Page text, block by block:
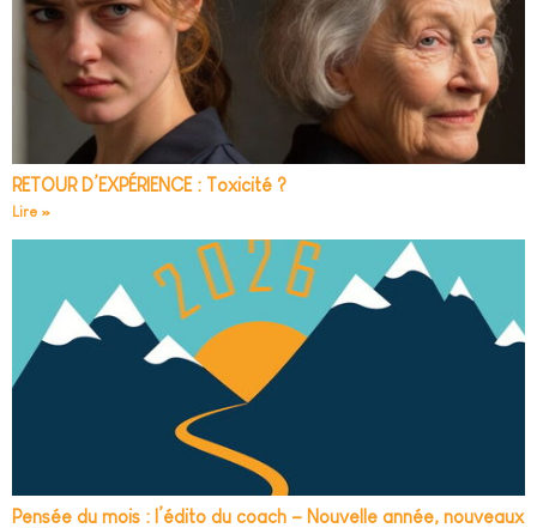
RETOUR D’EXPÉRIENCE : Toxicité ?
Lire »
Pensée du mois : l’édito du coach – Nouvelle année, nouveaux